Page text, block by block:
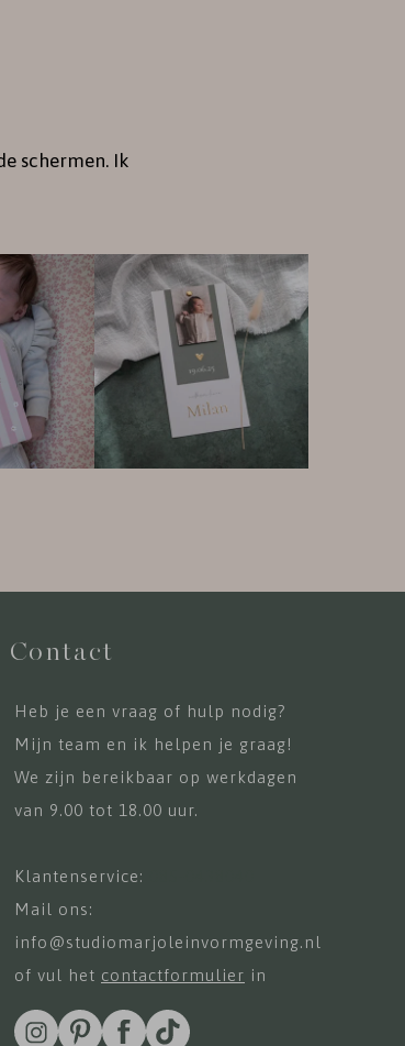
schermen. Ik
Contact
Heb je een vraag of hulp nodig?
Mijn team en ik helpen je graag!
We zijn bereikbaar op werkdagen
van 9.00 tot 18.00 uur.
Klantenservice:
Mail ons:
info@studiomarjoleinvormgeving.nl
of vul het contactformulier in